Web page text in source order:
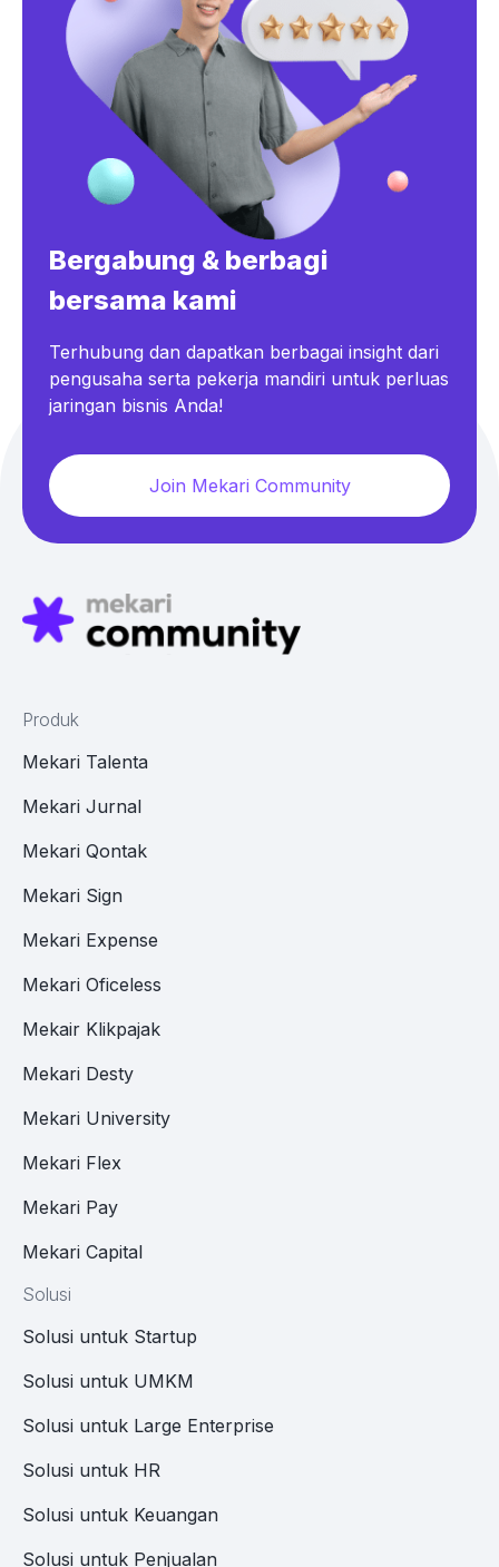
Bergabung & berbagi
bersama kami
Terhubung dan dapatkan berbagai insight dari
pengusaha serta pekerja mandiri untuk perluas
jaringan bisnis Anda!
Join Mekari Community
Produk
Mekari Talenta
Mekari Jurnal
Mekari Qontak
Mekari Sign
Mekari Expense
Mekari Oficeless
Mekair Klikpajak
Mekari Desty
Mekari University
Mekari Flex
Mekari Pay
Mekari Capital
Solusi
Solusi untuk Startup
Solusi untuk UMKM
Solusi untuk Large Enterprise
Solusi untuk HR
Solusi untuk Keuangan
Solusi untuk Penjualan